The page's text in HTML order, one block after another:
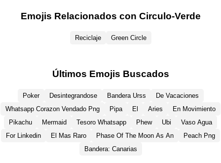
Emojis Relacionados con Circulo-Verde
Reciclaje Green Circle
Últimos Emojis Buscados
Poker Desintegrandose Bandera Urss
De Vacaciones
Whatsapp Corazon Vendado Png
Pipa El Aries
En Movimiento
Pikachu
Mermaid Tesoro Whatsapp Phew Ubi
Vaso Agua
For Linkedin
El Mas Raro Phase Of The Moon As An
Peach Png
Bandera: Canarias